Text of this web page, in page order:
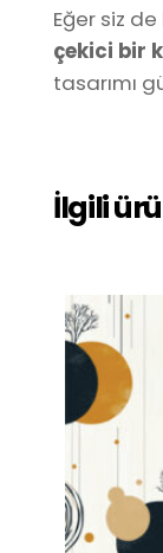
Eğer siz de
çekici bir
tasarımı
İlgili